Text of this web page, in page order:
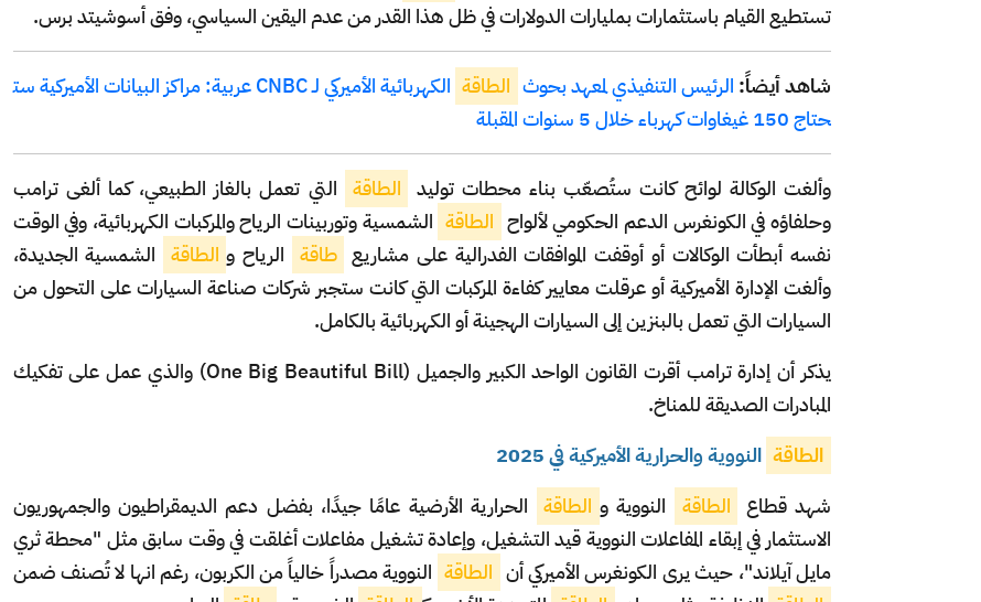
تستطيع القيام باستثمارات بمليارات الدولارات في ظل هذا القدر من عدم اليقين السياسي، وفق أسوشيتد برس.
شاهد أيضاً: الرئيس التنفيذي لمعهد بحوث الطاقة
الكهربائية الأميركي لـ CNBC عربية: مراكز البيانات الأميركية ست
حتاج 150 غيغاوات كهرباء خلال 5 سنوات المقبلة
وألغت الوكالة لوائح كانت ستُصعّب بناء محطات توليد الطاقة التي تعمل بالغاز الطبيعي، كما ألغى ترامب
وحلفاؤه في الكونغرس الدعم الحكومي لألواح الطاقة الشمسية وتوربينات الرياح والمركبات الكهربائية، وفي الوقت
نفسه أبطأت الوكالات أو أوقفت الموافقات الفدرالية على مشاريع طاقة الرياح و الطاقة الشمسية الجديدة،
وألغت الإدارة الأميركية أو عرقلت معايير كفاءة المركبات التي كانت ستجبر شركات صناعة السيارات على التحول من
السيارات التي تعمل بالبنزين إلى السيارات الهجينة أو الكهربائية بالكامل.
يذكر أن إدارة ترامب أقرت القانون الواحد الكبير والجميل (One Big Beautiful Bill) والذي عمل على تفكيك
المبادرات الصديقة للمناخ.
الطاقة النووية والحرارية الأميركية في 2025
شهد قطاع الطاقة النووية و الطاقة الحرارية الأرضية عامًا جيدًا، بفضل دعم الديمقراطيون والجمهوريون
الاستثمار في إبقاء المفاعلات النووية قيد التشغيل، وإعادة تشغيل مفاعلات أغلقت في وقت سابق مثل "محطة ثري
مايل آيلاند"، حيث يرى الكونغرس الأميركي أن الطاقة النووية مصدراً خالياً من الكربون، رغم انها لا تُصنف ضمن